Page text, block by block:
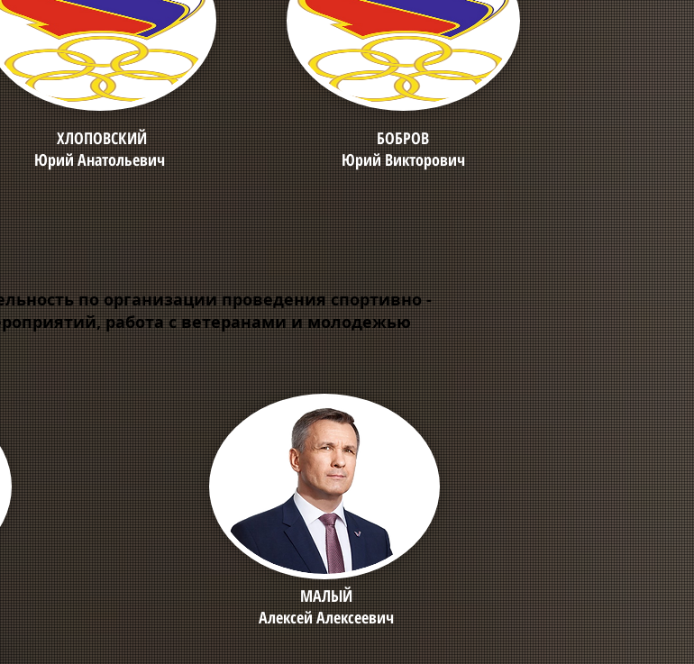
ХЛОПОВСКИЙ
Юрий Анатольевич
БОБРОВ
Юрий Викторович
по организации проведения спортивно -
работа с ветеранами и молодежью
МАЛЫЙ
Алексей Алексеевич